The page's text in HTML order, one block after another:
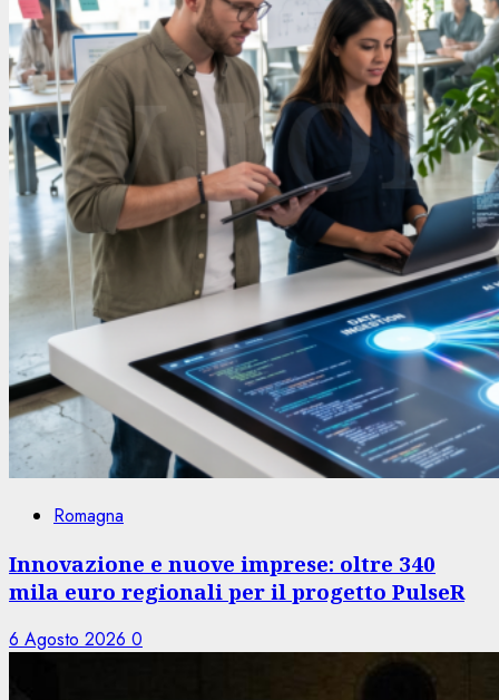
Romagna
Innovazione e nuove imprese: oltre 340
mila euro regionali per il progetto PulseR
6 Agosto 2026 0